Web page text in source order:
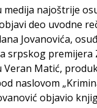
medija najoštrije
deo uvodne
Jovanovića,
srpskog premijera
Matić,
naslovom
objavio